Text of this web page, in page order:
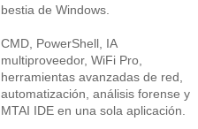
bestia de Windows.
CMD, PowerShell, IA
multiproveedor, WiFi Pro,
herramientas avanzadas de red,
automatización, análisis forense y
MTAI IDE en una sola aplicación.